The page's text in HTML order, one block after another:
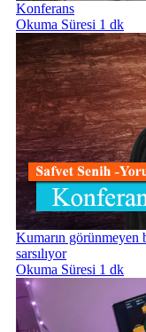
Konferans
Okuma Süresi 1 dk
Kumarın görünmeyen
sarsılıyor
Okuma Süresi 1 dk